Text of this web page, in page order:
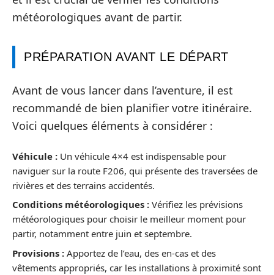
météorologiques avant de partir.
PRÉPARATION AVANT LE DÉPART
Avant de vous lancer dans l’aventure, il est
recommandé de bien planifier votre itinéraire.
Voici quelques éléments à considérer :
Véhicule : Un véhicule 4×4 est indispensable pour
naviguer sur la route F206, qui présente des traversées de
rivières et des terrains accidentés.
Conditions météorologiques : Vérifiez les prévisions
météorologiques pour choisir le meilleur moment pour
partir, notamment entre juin et septembre.
Provisions : Apportez de l’eau, des en-cas et des
vêtements appropriés, car les installations à proximité sont